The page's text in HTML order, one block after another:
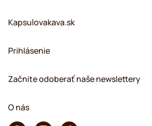
Kapsulovakava.sk
Prihlásenie
Začnite odoberať naše newslettery
O nás